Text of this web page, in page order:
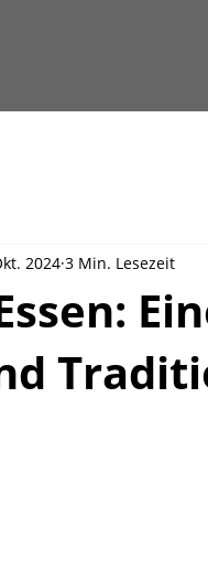
2024 3 Min. Lesezeit